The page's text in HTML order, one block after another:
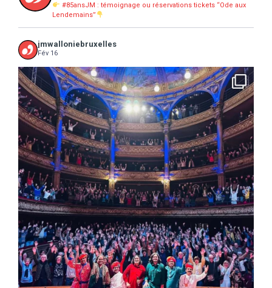
#85ansJM : témoignage ou réservations tickets “Ode aux
Lendemains”
jmwalloniebruxelles
Fév 16
16 concerts scolaires, 3 tout public, 3620 ...
10 0